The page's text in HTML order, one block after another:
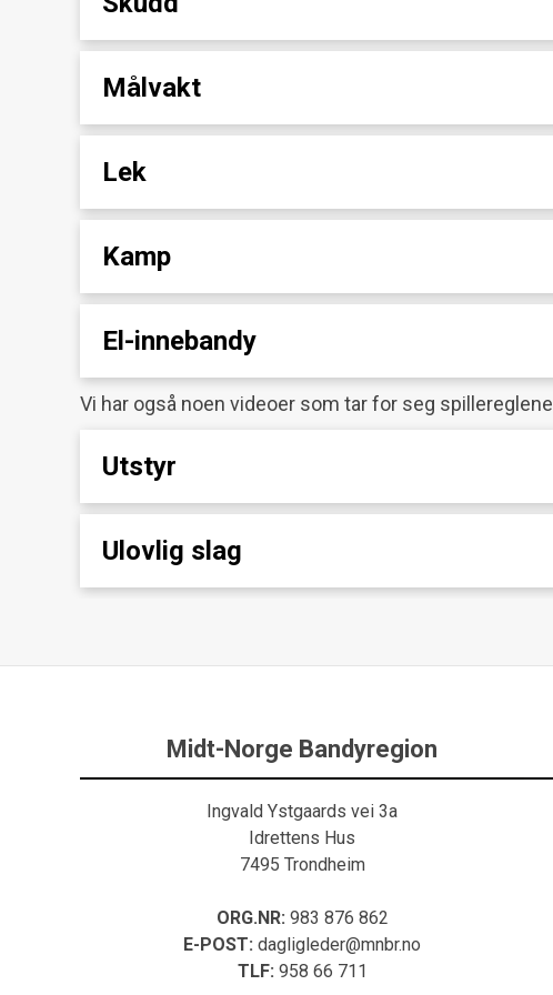
Målvakt
Lek
Kamp
El-innebandy
Vi har også noen videoer som tar for seg spillereglene
Utstyr
Ulovlig slag
Midt-Norge Bandyregion
Ingvald Ystgaards vei 3a
Idrettens Hus
7495 Trondheim
ORG.NR: 983 876 862
E-POST: dagligleder@mnbr.no
TLF: 958 66 711